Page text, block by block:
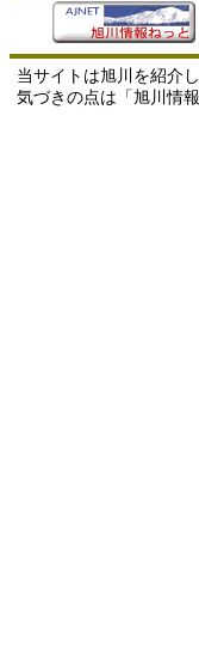
当サイトは旭川を紹介
気づきの点は「旭川情